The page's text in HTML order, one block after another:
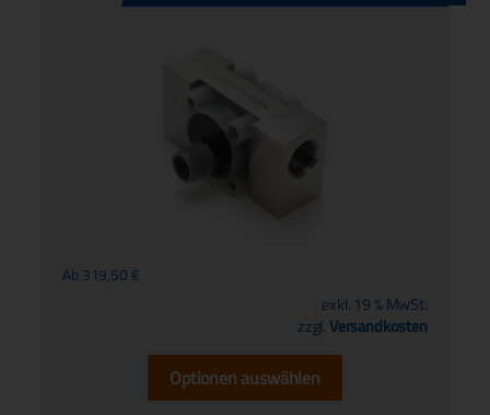
Ab319,50€
exkl. 19 % MwSt.
zzgl.Versandkosten
Optionen auswählen